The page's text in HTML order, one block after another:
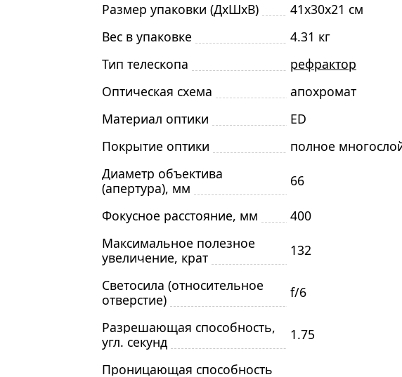
Размер упаковки (ДxШxВ)
41x30x21 см
Вес в упаковке
4.31 кг
Тип телескопа
рефрактор
Оптическая схема
апохромат
Материал оптики
ED
Покрытие оптики
полное
Диаметр объектива
(апертура), мм
66
Фокусное расстояние, мм
400
Максимальное полезное
увеличение, крат
132
Светосила (относительное
отверстие)
f/6
Разрешающая способность,
угл. секунд
1.75
Проницающая способность